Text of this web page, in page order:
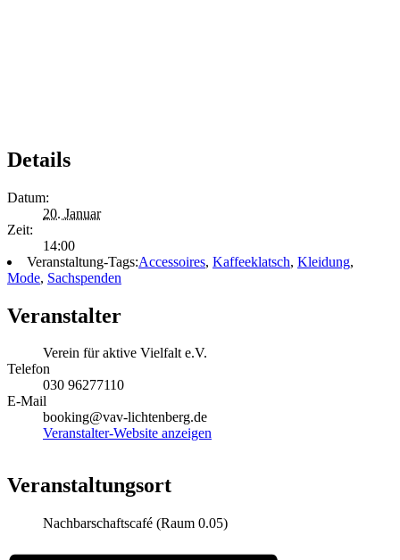
Details
Datum:
20. Januar
Zeit:
14:00
Veranstaltung-Tags:Accessoires, Kaffeeklatsch, Kleidung,
Mode, Sachspenden
Veranstalter
Verein für aktive Vielfalt e.V.
Telefon
030 96277110
E-Mail
booking@vav-lichtenberg.de
Veranstalter-Website anzeigen
Veranstaltungsort
Nachbarschaftscafé (Raum 0.05)